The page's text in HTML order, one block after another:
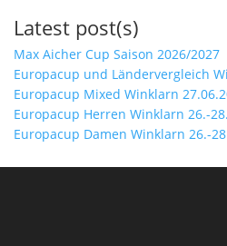
Latest post(s)
Max Aicher Cup Saison 2026/2027
Europacup und Ländervergleich
Europacup Mixed Winklarn
Europacup Herren Winklarn 26.-
Europacup Damen Winklarn 26.-